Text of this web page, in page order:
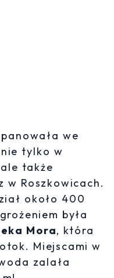
we
tylko w
także
w Roszkowicach.
około 400
była
Mora, która
Miejscami w
zalała